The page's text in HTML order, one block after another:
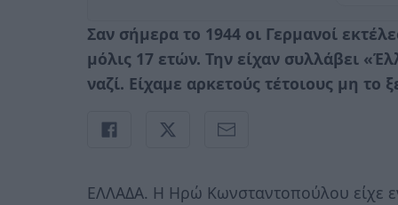
Σαν σήμερα το 1944 οι Γερμανοί
μόλις 17 ετών. Την είχαν συλλάβει
ναζί. Είχαμε αρκετούς τέτοιους μη το
ΕΛΛΑΔΑ. Η Ηρώ Κωνσταντοπούλου είχε